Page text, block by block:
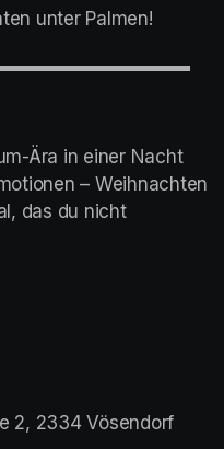
unter Palmen!
Ära in einer Nacht
– Weihnachten
das du nicht
2, 2334 Vösendorf